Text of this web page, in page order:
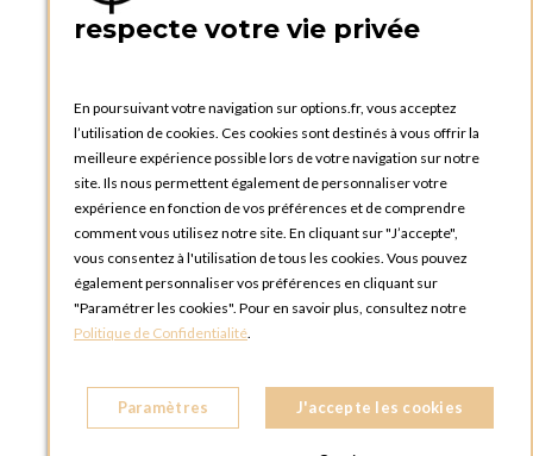
FRANCE
OPTIONS ROUEN
Rue du Clos Tellier
76800 Saint-Etienne-du-Rouvray
FRANCE
Téléphone :+33 2 35 08 38 53
OPTIONS TOULOUSE
6 rue Gaye Marie, ZAC de Saint-Martin du Touch
31300 Toulouse
FRANCE
OPTIONS MC
respecte votre vie privée
En poursuivant votre navigation sur options.fr, vous acceptez
l’utilisation de cookies. Ces cookies sont destinés à vous offrir la
meilleure expérience possible lors de votre navigation sur notre
site. Ils nous permettent également de personnaliser votre
expérience en fonction de vos préférences et de comprendre
comment vous utilisez notre site. En cliquant sur "J’accepte",
vous consentez à l'utilisation de tous les cookies. Vous pouvez
également personnaliser vos préférences en cliquant sur
"Paramétrer les cookies". Pour en savoir plus, consultez notre
Politique de Confidentialité.
Paramètres J'accepte les cookies